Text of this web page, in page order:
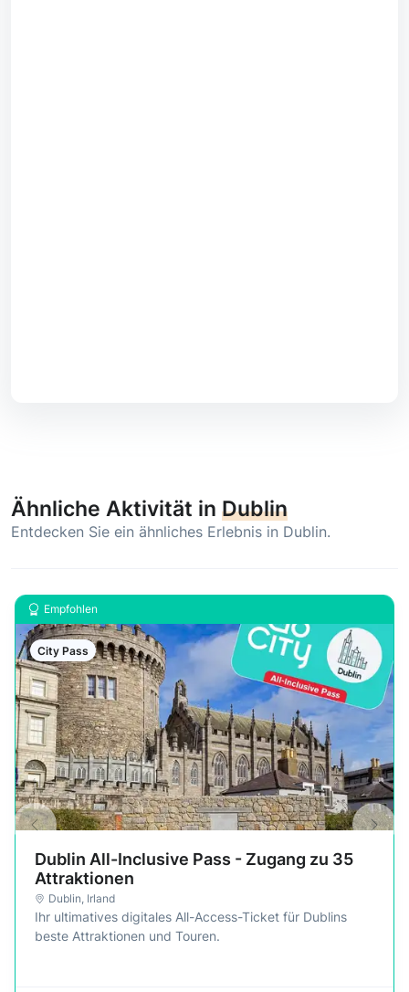
Ähnliche Aktivität in Dublin
Entdecken Sie ein ähnliches Erlebnis in Dublin.
Empfohlen
City Pass
Dublin All-Inclusive Pass - Zugang zu 35
Attraktionen
Dublin Irland
Ihr ultimatives digitales All-Access-Ticket für Dublins
beste Attraktionen und Touren.